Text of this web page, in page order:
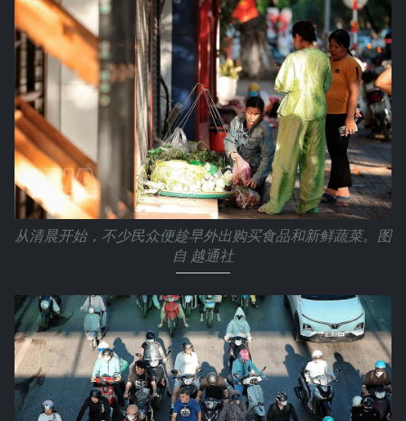
从清晨开始，不少民众便趁早外出购买食品和新鲜蔬菜。图
自 越通社